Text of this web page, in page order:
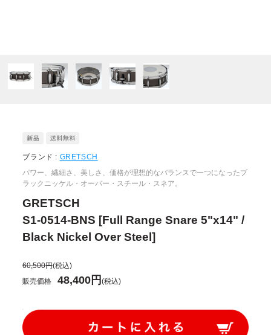
ブランド : GRETSCH
パワー、繊細さ、美しさ、価格が理想的なバランスで一つになったブ
ラックニッケル・オーバー・スチール・スネア。
GRETSCH
S1-0514-BNS [Full Range Snare 5"x14" /
Black Nickel Over Steel]
60,500円(税込)
販売価格
48,400円(税込)